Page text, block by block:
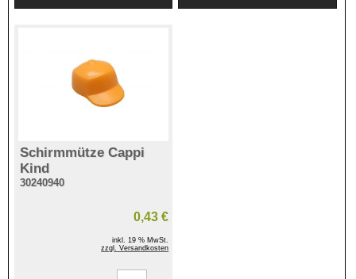
Schirmmütze Cappi
Kind
30240940
0,43 €
inkl. 19 % MwSt.
zzgl. Versandkosten